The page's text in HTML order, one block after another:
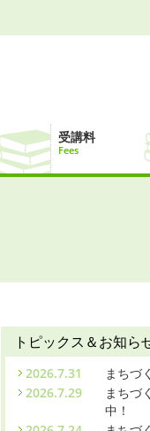
受講料
Fees
トピックス＆お知ら
2026.7.31
まちづ
2026.7.29
まちづ
中！